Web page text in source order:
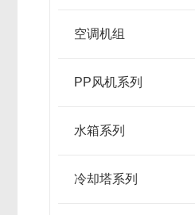
空调机组
PP风机系列
水箱系列
冷却塔系列